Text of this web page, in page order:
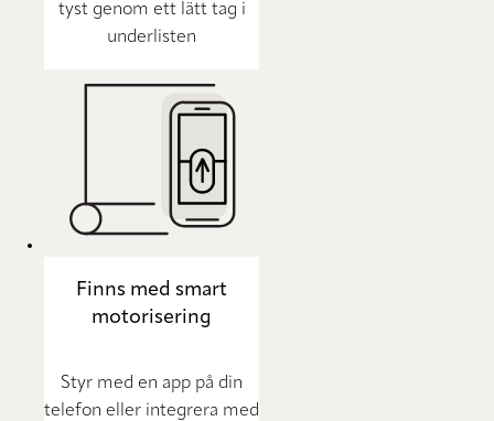
tyst genom ett lätt tag i
underlisten
Finns med smart
motorisering
Styr med en app på din
telefon eller integrera med